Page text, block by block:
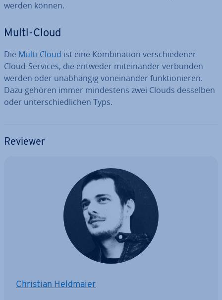
werden können.
Multi-Cloud
Die Multi-Cloud ist eine Kom­bi­na­ti­on ver­schie­de­ner
Cloud-Services, die entweder mit­ein­an­der verbunden
werden oder un­ab­hän­gig von­ein­an­der funk­tio­nie­ren.
Dazu gehören immer min­des­tens zwei Clouds desselben
oder un­ter­schied­li­chen Typs.
Reviewer
Christian Heldmaier